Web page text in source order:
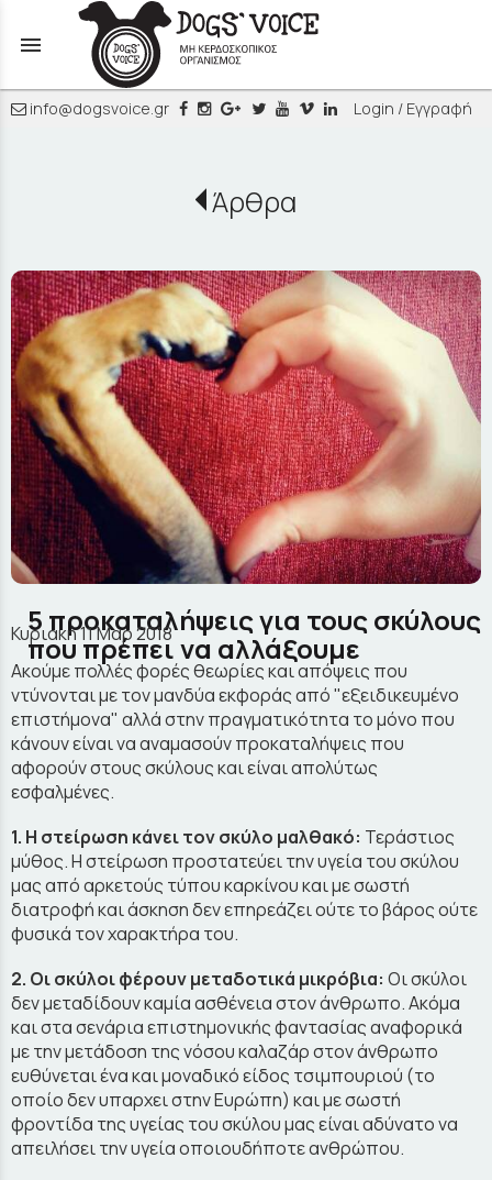
menu
info@dogsvoice.gr Login / Εγγραφή
Άρθρα
5 προκαταλήψεις για τους σκύλους
που πρέπει να αλλάξουμε
Κυριακή 11 Μαρ 2018
Ακούμε πολλές φορές θεωρίες και απόψεις που
ντύνονται με τον μανδύα εκφοράς από "εξειδικευμένο
επιστήμονα" αλλά στην πραγματικότητα το μόνο που
κάνουν είναι να αναμασούν προκαταλήψεις που
αφορούν στους σκύλους και είναι απολύτως
εσφαλμένες.
1. Η στείρωση κάνει τον σκύλο μαλθακό: Τεράστιος
μύθος. Η στείρωση προστατεύει την υγεία του σκύλου
μας από αρκετούς τύπου καρκίνου και με σωστή
διατροφή και άσκηση δεν επηρεάζει ούτε το βάρος ούτε
φυσικά τον χαρακτήρα του.
2. Οι σκύλοι φέρουν μεταδοτικά μικρόβια: Οι σκύλοι
δεν μεταδίδουν καμία ασθένεια στον άνθρωπο. Ακόμα
και στα σενάρια επιστημονικής φαντασίας αναφορικά
με την μετάδοση της νόσου καλαζάρ στον άνθρωπο
ευθύνεται ένα και μοναδικό είδος τσιμπουριού (το
οποίο δεν υπαρχει στην Ευρώπη) και με σωστή
φροντίδα της υγείας του σκύλου μας είναι αδύνατο να
απειλήσει την υγεία οποιουδήποτε ανθρώπου.